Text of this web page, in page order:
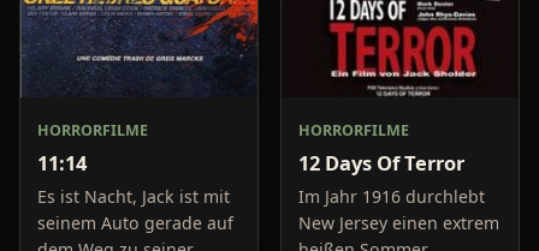
HORRORFILME
11:14
Es ist Nacht, Jack ist mit
seinem Auto gerade auf
HORRORFILME
12 Days Of Terror
Im Jahr 1916 durchlebt
New Jersey einen extrem